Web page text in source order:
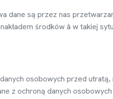
dane są przez nas
środków â w takiej
danych osobowych przed utratą,
z ochroną danych